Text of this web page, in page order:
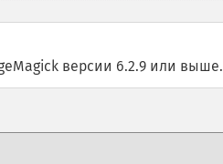
версии 6.2.9 или выше.